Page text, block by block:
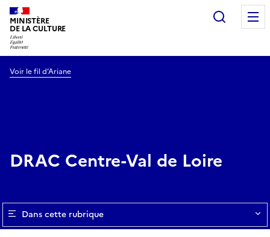
MINISTÈRE
DE LA CULTURE
Voir le fil d’Ariane
DRAC Centre-Val de Loire
Dans cette rubrique